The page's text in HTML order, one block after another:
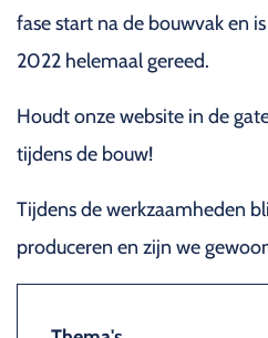
fase start na de bouwvak en
2022 helemaal gereed.
Houdt onze website in de
tijdens de bouw!
Tijdens de werkzaamheden
produceren en zijn we